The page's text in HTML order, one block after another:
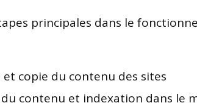
principales dans le
copie du contenu des sites
du contenu et indexation dans le